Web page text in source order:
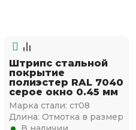
Штрипс стальной
покрытие
полиэстер RAL 7040
серое окно 0.45 мм
Марка стали: ст08
Длина: Отмотка в размер